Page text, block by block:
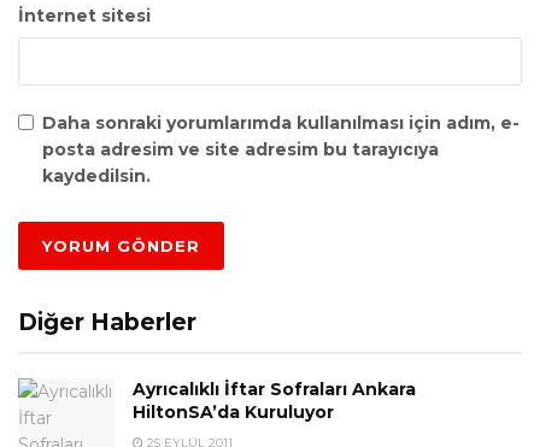
İnternet sitesi
Daha sonraki yorumlarımda kullanılması için adım, e-
posta adresim ve site adresim bu tarayıcıya
kaydedilsin.
Diğer Haberler
Ayrıcalıklı İftar Sofraları Ankara
HiltonSA’da Kuruluyor
25 EYLÜL 2011